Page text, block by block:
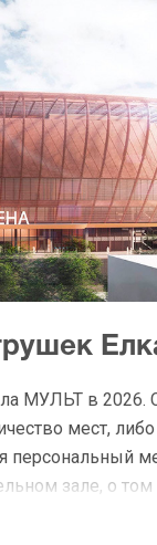
МУЛЬТ в
мест,
персональный
зале, о том